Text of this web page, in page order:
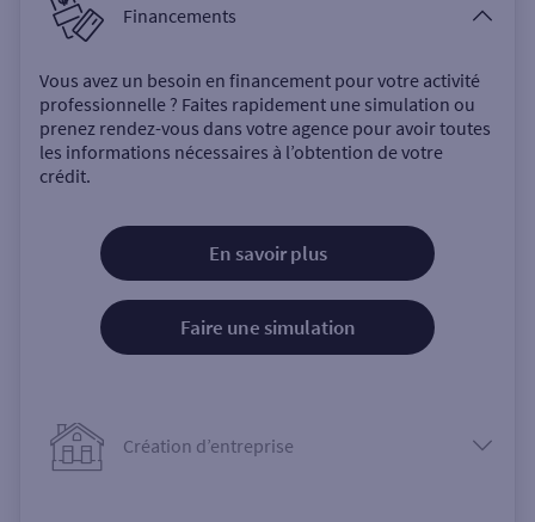
Financements
Vous avez un besoin en financement pour votre activité
professionnelle ? Faites rapidement une simulation ou
prenez rendez-vous dans votre agence pour avoir toutes
les informations nécessaires à l’obtention de votre
crédit.
En savoir plus
Faire une simulation
Création d’entreprise